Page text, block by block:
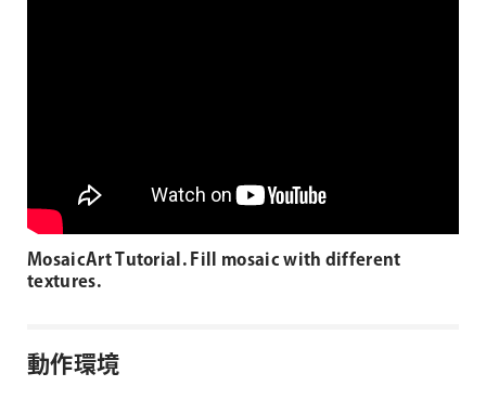
MosaicArt Tutorial. Fill mosaic with different
textures.
動作環境